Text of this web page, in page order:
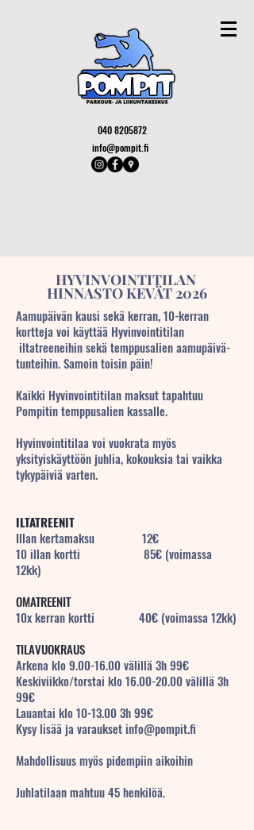
040 8205872
info@pompit.fi
HYVINVOINTITILAN
HINNASTO KEVÄT 2026
Aamupäivän kausi sekä kerran, 10-kerran
kortteja voi käyttää Hyvinvointitilan
iltatreeneihinsekä temppusalien aamupäivä-
tunteihin. Samoin toisin päin!
Kaikki Hyvinvointitilan maksut tapahtuu
Pompitin temppusalien kassalle.
Hyvinvointitilaa voi vuokrata myös
yksityiskäyttöön juhlia, kokouksia tai vaikka
tykypäiviä varten.
ILTATREENIT
Illan kertamaksu 12€
10 illan kortti 85€ (voimassa
12kk)
OMATREENIT
10x kerran kortti 40€ (voimassa 12kk)
TILAVUOKRAUS
Arkena klo9.00-16.00välillä 3h 99€
Keskiviikko/torstai klo 16.00-20.00 välillä 3h
99€
Lauantai klo 10-13.00 3h 99€
Kysy lisää ja varaukset info@pompit.fi
Mahdollisuus myös pidempiin aikoihin
Juhlatilaan mahtuu 45 henkilöä.